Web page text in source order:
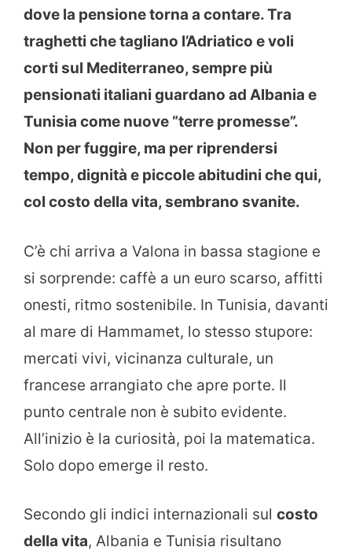
dove la pensione torna a contare. Tra
traghetti che tagliano l’Adriatico e voli
corti sul Mediterraneo, sempre più
pensionati italiani guardano ad Albania e
Tunisia come nuove “terre promesse”.
Non per fuggire, ma per riprendersi
tempo, dignità e piccole abitudini che qui,
col costo della vita, sembrano svanite.
C’è chi arriva a Valona in bassa stagione e
si sorprende: caffè a un euro scarso, affitti
onesti, ritmo sostenibile. In Tunisia, davanti
al mare di Hammamet, lo stesso stupore:
mercati vivi, vicinanza culturale, un
francese arrangiato che apre porte. Il
punto centrale non è subito evidente.
All’inizio è la curiosità, poi la matematica.
Solo dopo emerge il resto.
Secondo gli indici internazionali sul costo
della vita, Albania e Tunisia risultano